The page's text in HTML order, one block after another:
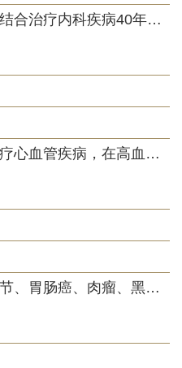
从事中西医结合治疗内科疾病40年，对冠心病、心绞痛、心衰、心律失常；失眠、多梦、 焦虑症，抑郁症；高血压病、高血脂症；腰痛、腿痛、腰椎间盘突出，肩背疼痛、肩周炎，痛风，关节炎，肢体麻木；脑血栓及后遗症，颈椎病，神经衰弱，头痛、头晕、耳鸣，急慢性胃炎、肠炎，便秘，胆囊炎，泌尿系感染，面部痤疮，荨麻疹，脱发，口腔溃疡，妇女月经不调，闭经，盆腔炎，贫血，老年性疾病、痴呆症等内科疑难杂病的治疗颇有心得，疗效满意。
运用经方治疗心血管疾病，在高血压、冠心病、心衰、高脂血症、房颤、心肌病、心悸、失眠、胸痹心痛及低血压等治疗方面多有心得。对老年心血管病患者注重扶正祛邪，培元固本，用药轻灵，注重调治心、脾、肾。遣药组方遵循“阴中求阳、阳中求阴”以达到阴阳双补的效果，病情复杂的疑难患者采用补泄同施、寒热并投、动静结合的原则来遣药组方。
肺癌、肺结节、胃肠癌、肉瘤、黑色素瘤、乳腺癌等常见恶性肿瘤的中西医结合治疗，特别是运用中医药预防复发、转移，减轻西医治疗毒副作用，各种结节、癌前病变的中药干预，专注于中医药改善机体免疫功能、提高中晚期患者生存质量和促进肿瘤患者康复。